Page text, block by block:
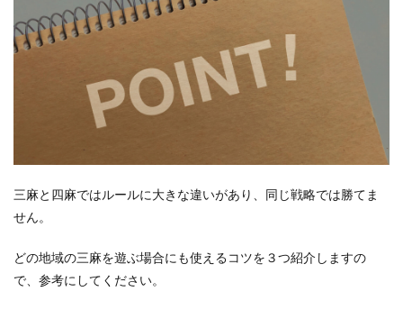
三麻と四麻ではルールに大きな違いがあり、同じ戦略では勝てま
せん。
どの地域の三麻を遊ぶ場合にも使えるコツを３つ紹介しますの
で、参考にしてください。